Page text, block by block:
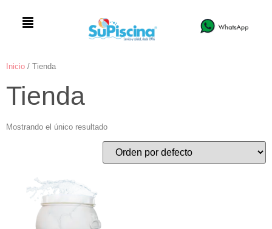
Inicio / Tienda
Tienda
Mostrando el único resultado